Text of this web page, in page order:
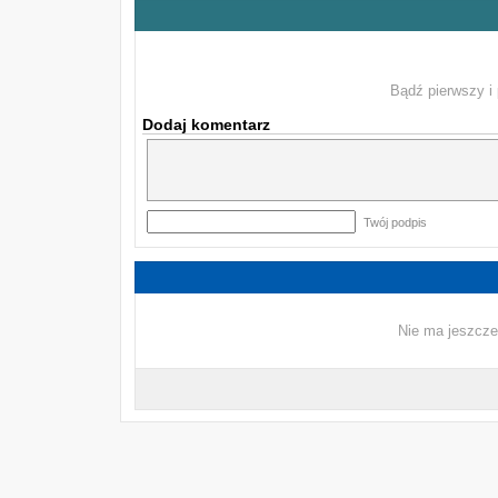
Bądź pierwszy i
Dodaj komentarz
Twój podpis
Nie ma